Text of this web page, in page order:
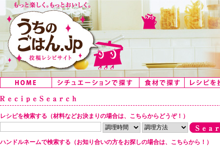
レシピを検索する（材料などお決まりの場合は、こちらからどうぞ！）
ハンドルネームで検索する（お知り合いの方をお探しの場合は、こちらから！）